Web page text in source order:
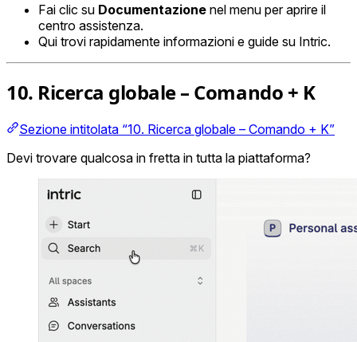
Fai clic su Documentazione nel menu per aprire il
centro assistenza.
Qui trovi rapidamente informazioni e guide su Intric.
10. Ricerca globale – Comando + K
Sezione intitolata “10. Ricerca globale – Comando + K”
Devi trovare qualcosa in fretta in tutta la piattaforma?